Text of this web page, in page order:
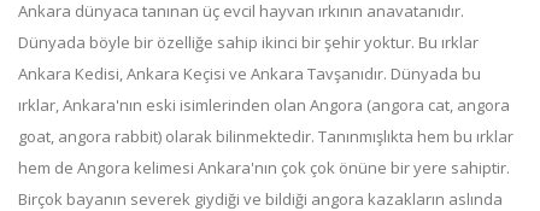
Ankara dünyaca tanınan üç evcil hayvan ırkının anavatanıdır.
Dünyada böyle bir özelliğe sahip ikinci bir şehir yoktur. Bu ırklar
Ankara Kedisi, Ankara Keçisi ve Ankara Tavşanıdır. Dünyada bu
ırklar, Ankara'nın eski isimlerinden olan Angora (angora cat, angora
goat, angora rabbit) olarak bilinmektedir. Tanınmışlıkta hem bu ırklar
hem de Angora kelimesi Ankara'nın çok çok önüne bir yere sahiptir.
Birçok bayanın severek giydiği ve bildiği angora kazakların aslında